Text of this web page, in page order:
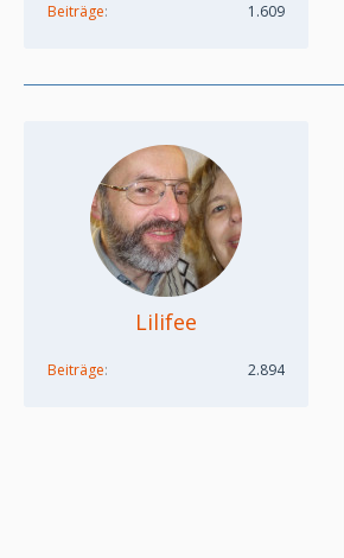
Beiträge 1.609
Lilifee
Beiträge 2.894